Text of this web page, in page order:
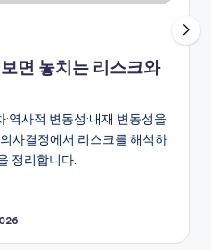
면 놓치는 리스크와
역사적 변동성·내재 변동성을
사결정에서 리스크를 해석하
정리합니다.